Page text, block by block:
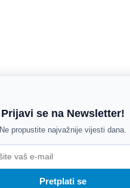
Prijavi se na Newsletter!
Ne propustite najvažnije vijesti dana.
Pretplati se